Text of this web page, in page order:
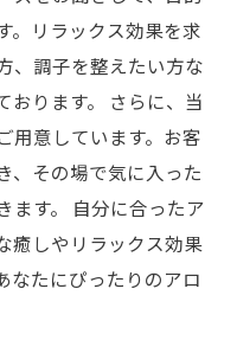
。リラックス効果を求
、調子を整えたい方な
おります。 さらに、当
用意しています。お客
、その場で気に入った
ます。 自分に合ったア
癒しやリラックス効果
なたにぴったりのアロ